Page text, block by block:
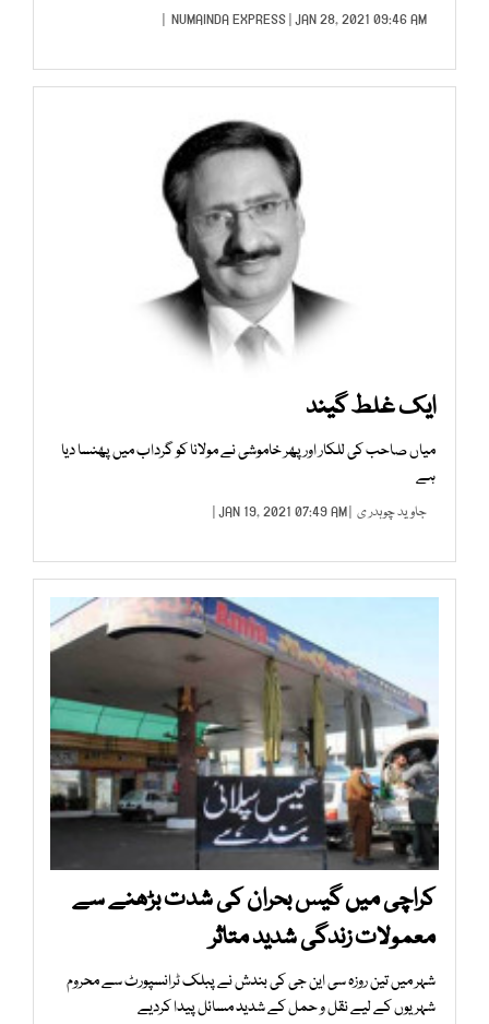
NUMAINDA EXPRESS| JAN 28, 2021 09:46 AM |
ایک غلط گیند
میاں صاحب کی للکار اور پھر خاموشی نے مولانا کو گرداب میں پھنسا دیا
ہے
جاوید چوہدر ی | JAN 19, 2021 07:49 AM |
کراچی میں گیس بحران کی شدت بڑھنے سے
معمولات زندگی شدید متاثر
شہر میں تین روزہ سی این جی کی بندش نے پبلک ٹرانسپورٹ سے محروم
شہریوں کے لیے نقل و حمل کے شدید مسائل پیدا کردیے